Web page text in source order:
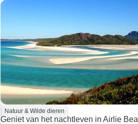
Natuur & Wilde dieren
Geniet van het nachtleven in Airlie